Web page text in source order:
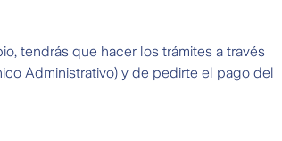
tendrás que hacer los trámites a través
Administrativo) y de pedirte el pago del